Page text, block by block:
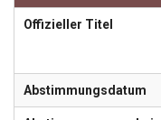
Offizieller Titel
Abstimmungsdatum